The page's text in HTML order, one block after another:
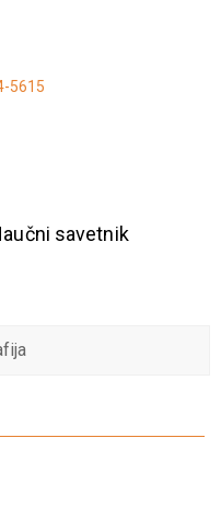
5615
savetnik